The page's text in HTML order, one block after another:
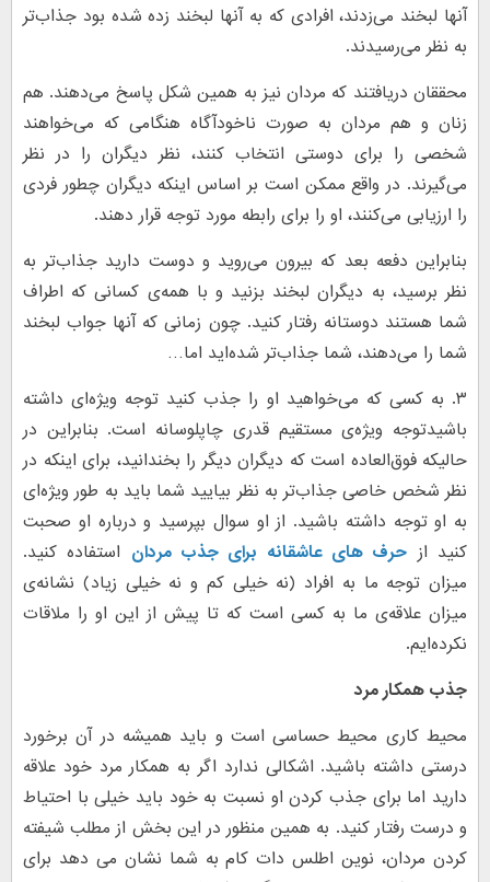
آنها لبخند می‌زدند، افرادی که به آنها لبخند زده شده بود جذاب‌تر
به نظر می‌رسیدند.
محققان دریافتند که مردان نیز به همین شکل پاسخ می‌دهند. هم
زنان و هم مردان به صورت ناخودآگاه هنگامی که می‌خواهند
شخصی را برای دوستی انتخاب کنند، نظر دیگران را در نظر
می‌گیرند. در واقع ممکن است بر اساس اینکه دیگران چطور فردی
را ارزیابی می‌کنند، او را برای رابطه مورد توجه قرار دهند.
بنابراین دفعه بعد که بیرون می‌روید و دوست دارید جذاب‌تر به
نظر برسید، به دیگران لبخند بزنید و با همه‌ی کسانی که اطراف
شما هستند دوستانه رفتار کنید. چون زمانی که آنها جواب لبخند
شما را می‌دهند، شما جذاب‌تر شده‌اید اما…
۳. به کسی که می‌خواهید او را جذب کنید توجه ویژه‌ای داشته
باشیدتوجه ویژه‌ی مستقیم قدری چاپلوسانه است. بنابراین در
حالیکه فوق‌العاده است که دیگران دیگر را بخندانید، برای اینکه در
نظر شخص خاصی جذاب‌تر به نظر بیایید شما باید به طور ویژه‌ای
به او توجه داشته باشید. از او سوال بپرسید و درباره او صحبت
کنید از حرف های عاشقانه برای جذب مردان استفاده کنید.
میزان توجه ما به افراد (نه خیلی کم و نه خیلی زیاد) نشانه‌ی
میزان علاقه‌ی ما به کسی است که تا پیش از این او را ملاقات
نکرده‌ایم.
جذب همکار مرد
محیط کاری محیط حساسی است و باید همیشه در آن برخورد
درستی داشته باشید. اشکالی ندارد اگر به همکار مرد خود علاقه
دارید اما برای جذب کردن او نسبت به خود باید خیلی با احتیاط
و درست رفتار کنید. به همین منظور در این بخش از مطلب شیفته
کردن مردان، نوین اطلس دات کام به شما نشان می دهد برای